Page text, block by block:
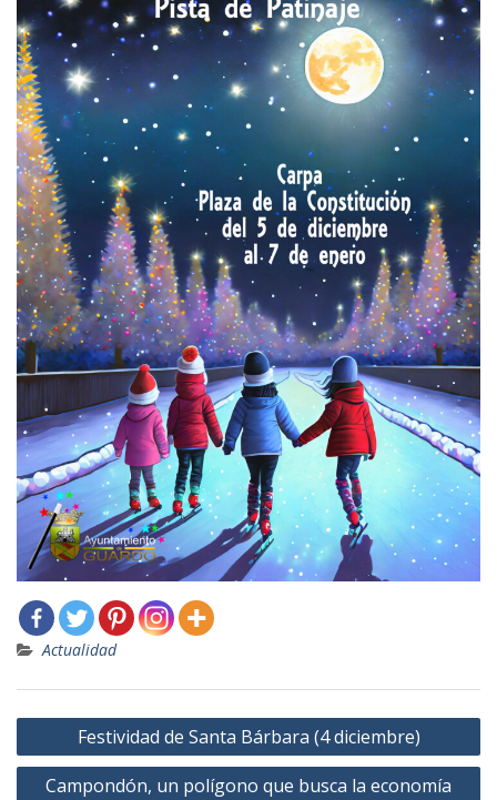
Actualidad
Navegación
de
entradas
Festividad de Santa Bárbara (4 diciembre)
Campondón, un polígono que busca la economía